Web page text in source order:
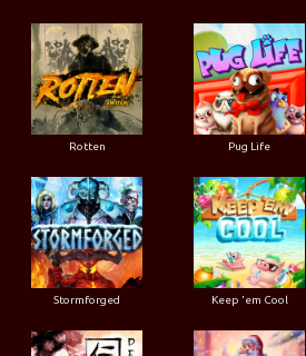
Rotten Pug Life
Stormforged Keep 'em Cool